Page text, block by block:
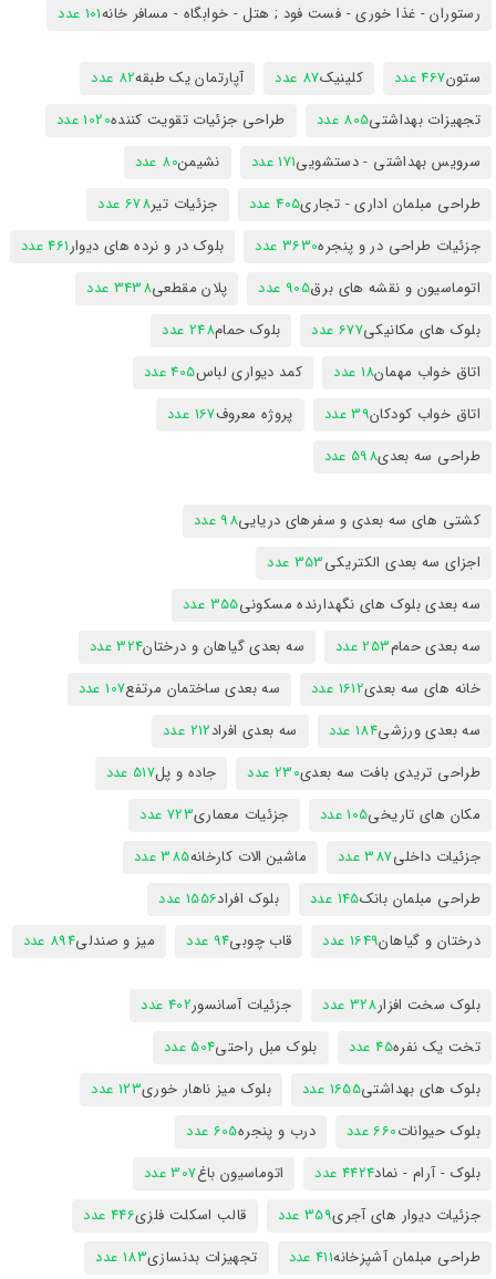
رستوران - غذا خوری - فست فود ; هتل - خوابگاه - مسافر خانه101 عدد
ستون467 عدد کلینیک87 عدد آپارتمان یک طبقه82 عدد
تجهیزات بهداشتی805 عدد طراحی جزئیات تقویت کننده1020 عدد
سرویس بهداشتی - دستشویی171 عدد نشیمن80 عدد
طراحی مبلمان اداری - تجاری405 عدد جزئیات تیر678 عدد
جزئیات طراحی در و پنجره3630 عدد بلوک در و نرده های دیوار461 عدد
اتوماسیون و نقشه های برق905 عدد پلان مقطعی3438 عدد
بلوک های مکانیکی677 عدد بلوک حمام248 عدد
اتاق خواب مهمان18 عدد کمد دیواری لباس405 عدد
اتاق خواب کودکان39 عدد پروژه معروف167 عدد
طراحی سه بعدی598 عدد
کشتی های سه بعدی و سفرهای دریایی98 عدد
اجزای سه بعدی الکتریکی353 عدد
سه بعدی بلوک های نگهدارنده مسکونی355 عدد
سه بعدی حمام253 عدد سه بعدی گیاهان و درختان324 عدد
خانه های سه بعدی1612 عدد سه بعدی ساختمان مرتفع107 عدد
سه بعدی ورزشی184 عدد سه بعدی افراد212 عدد
طراحی تریدی بافت سه بعدی230 عدد جاده و پل517 عدد
مکان های تاریخی105 عدد جزئیات معماری723 عدد
جزئیات داخلی387 عدد ماشین الات کارخانه385 عدد
طراحی مبلمان بانک145 عدد بلوک افراد1556 عدد
درختان و گیاهان1649 عدد قاب چوبی94 عدد میز و صندلی894 عدد
بلوک سخت افزار328 عدد جزئیات آسانسور402 عدد
تخت یک نفره45 عدد بلوک مبل راحتی504 عدد
بلوک های بهداشتی1655 عدد بلوک میز ناهار خوری123 عدد
بلوک حیوانات660 عدد درب و پنجره605 عدد
بلوک - آرام - نماد4424 عدد اتوماسیون باغ307 عدد
جزئیات دیوار های آجری359 عدد قالب اسکلت فلزی446 عدد
طراحی مبلمان آشپزخانه411 عدد تجهیزات بدنسازی183 عدد